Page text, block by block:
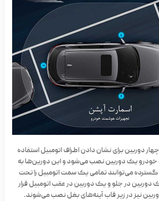
درجه از چهار دوربین برای نشان دادن اطراف اتومبیل استفاده
یک دوربین نصب می‌شود و این دورین‌ها به
گسترده می‌توانند تمامی یک سمت اتومبیل را تحت
در جلو و یک دوربین در عقب اتومبیل قرار
نیز در زیر قاب آینه‌های بغل نصب می‌شوند.